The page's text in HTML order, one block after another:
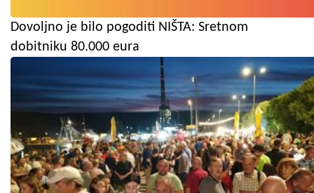
Dovoljno je bilo pogoditi NIŠTA: Sretnom
dobitniku 80.000 eura